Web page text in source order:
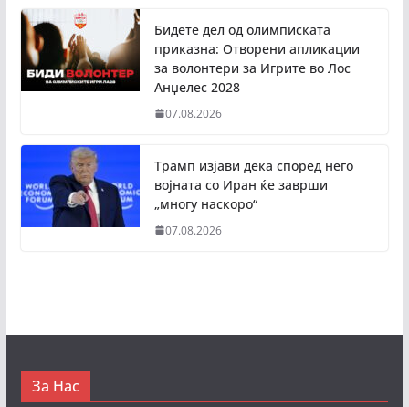
Бидете дел од олимписката
приказна: Отворени апликации
за волонтери за Игрите во Лос
Анџелес 2028
07.08.2026
Трамп изјави дека според него
војната со Иран ќе заврши
„многу наскоро“
07.08.2026
За Нас